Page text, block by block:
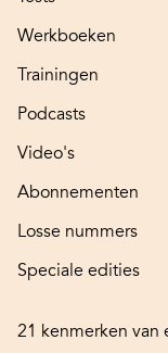
Werkboeken
Trainingen
Podcasts
Video's
Abonnementen
Losse nummers
Speciale edities
21 kenmerken van